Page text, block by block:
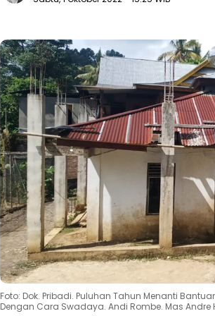
Foto: Dok. Pribadi. Puluhan Tahun Menanti
Dengan Cara Swadaya. Andi Rombe. Mas